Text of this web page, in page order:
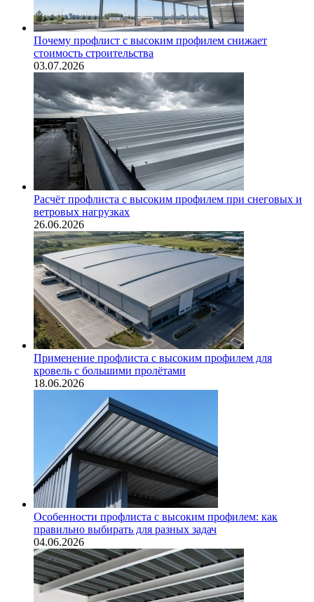
Почему профлист с высоким профилем снижает
стоимость строительства
03.07.2026
Расчёт профлиста с высоким профилем при снеговых и
ветровых нагрузках
26.06.2026
Применение профлиста с высоким профилем для
кровель с большими пролётами
18.06.2026
Особенности профлиста с высоким профилем: как
правильно выбирать для разных задач
04.06.2026